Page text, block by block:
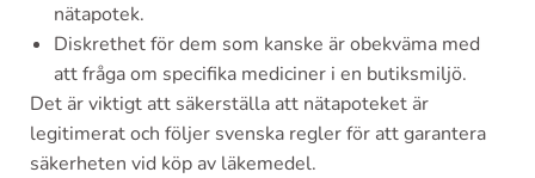
nätapotek.
Diskrethet för dem som kanske är obekväma med
att fråga om specifika mediciner i en butiksmiljö.
Det är viktigt att säkerställa att nätapoteket är
legitimerat och följer svenska regler för att garantera
säkerheten vid köp av läkemedel.